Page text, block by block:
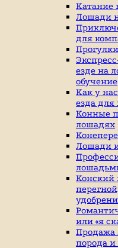
индивидуальные
Катание
Лошади
для
езде на
обучение
Как у
езда
Конные
лошадях
Лошади
Конский
или «я
Продажа
порода и